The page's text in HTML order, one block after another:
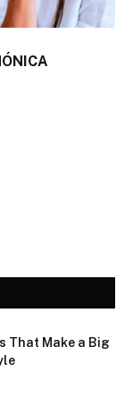
That Make a Big